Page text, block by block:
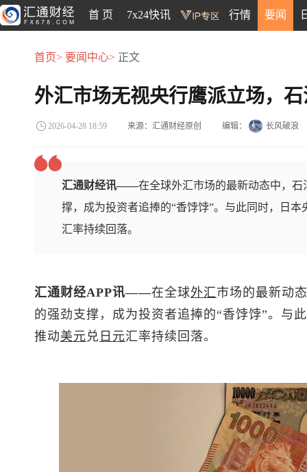
首 页 7x24快讯 行情 要闻
首页> 要闻中心> 正文
外汇市场无视央行鹰派立场，
2026-04-28 18:59 来源：汇通财经原创 编辑： 长风破浪
汇通财经讯——在全球外汇市场的最新动态中，
撑，成为投资者追捧的“香饽饽”。与此同时，日
汇率持续回落。
汇通财经APP讯——在全球外汇市场的最新动
的强劲支撑，成为投资者追捧的“香饽饽”。与
推动美元兑 日元汇率持续回落。